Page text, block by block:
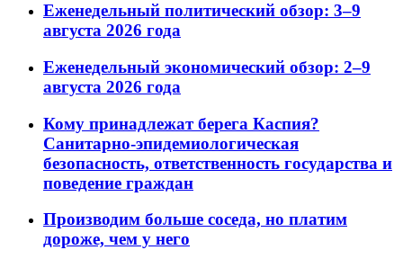
Еженедельный политический обзор: 3–9
августа 2026 года
Еженедельный экономический обзор: 2–9
августа 2026 года
Кому принадлежат берега Каспия?
Санитарно-эпидемиологическая
безопасность, ответственность государства и
поведение граждан
Производим больше соседа, но платим
дороже, чем у него